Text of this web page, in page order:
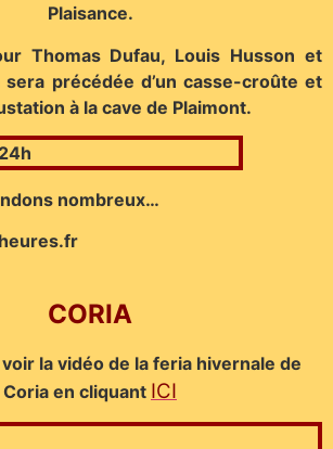
Plaisance.
Thomas Dufau, Louis Husson et
sera précédée d’un casse-croûte et
à la cave de Plaimont.
nombreux…
CORIA
voir la vidéo de la feria hivernale de
Coria en cliquant ICI